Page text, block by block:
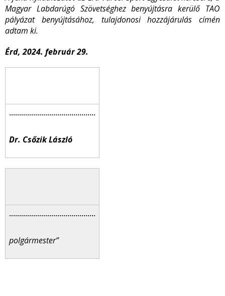
Magyar Labdarúgó Szövetséghez benyújtásra kerülő TAO
pályázat benyújtásához, tulajdonosi hozzájárulás címén
adtam ki.
Érd, 2024. február 29.
Dr. Csőzik László
polgármester”